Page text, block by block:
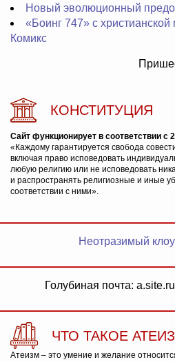
Новый эволюционный
«Боинг 747» с христианской
Комикс
КОНСТИТУЦИЯ
Сайт функционирует в соответствии с
«Каждому гарантируется свобода
включая право исповедовать
любую религию или не исповедовать
и распространять религиозные и иные
соответствии с ними».
Неотразимый
Голубиная почта:
ЧТО ТАКОЕ
Атеизм – это умение и желание